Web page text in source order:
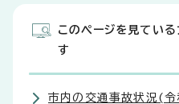
このページを見てい
す
市内の交通事故状況(